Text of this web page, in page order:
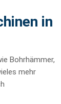
in
Bohrhämmer,
mehr